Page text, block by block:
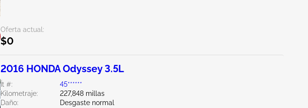
Oferta actual:
$0
2016 HONDA Odyssey 3.5L
Ít #:
45******
Kilometraje:
227,848 millas
Daño:
Desgaste normal